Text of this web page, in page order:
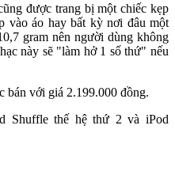
được trang bị một chiếc kẹp
vào áo hay bất kỳ nơi đâu một
gram nên người dùng không
này sẽ "làm hở 1 số thứ" nếu
bán với giá 2.199.000 đồng.
Shuffle thế hệ thứ 2 và iPod